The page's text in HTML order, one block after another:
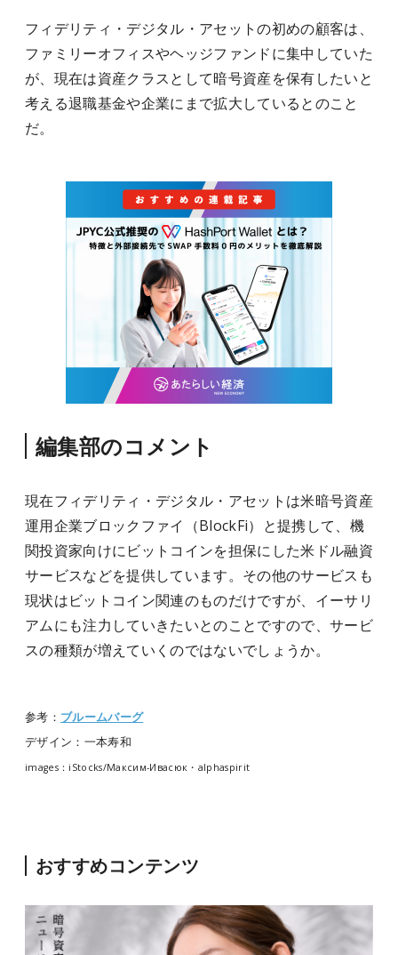
フィデリティ・デジタル・アセットの初めの顧客は、
ファミリーオフィスやヘッジファンドに集中していた
が、現在は資産クラスとして暗号資産を保有したいと
考える退職基金や企業にまで拡大しているとのこと
だ。
編集部のコメント
現在フィデリティ・デジタル・アセットは米暗号資産
運用企業ブロックファイ（BlockFi）と提携して、機
関投資家向けにビットコインを担保にした米ドル融資
サービスなどを提供しています。その他のサービスも
現状はビットコイン関連のものだけですが、イーサリ
アムにも注力していきたいとのことですので、サービ
スの種類が増えていくのではないでしょうか。
参考： ブルームバーグ
デザイン：一本寿和
images：iStocks/Максим-Ивасюк・alphaspirit
おすすめコンテンツ